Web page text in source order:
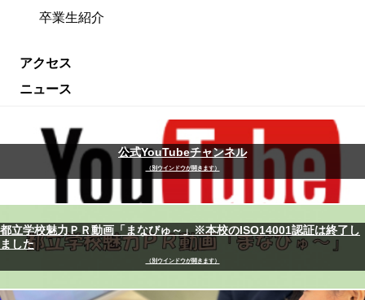
卒業生紹介
アクセス
ニュース
公式YouTubeチャンネル
（別ウインドウが開きます）
都立学校魅力ＰＲ動画「まなびゅ～」※本校のISO14001認証は終了し
ました
（別ウインドウが開きます）